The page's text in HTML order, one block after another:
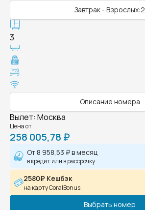
Завтрак - Взрослых:2
3
Описание номера
Вылет: Москва
Цена от
258 005,78 ₽
От 8 958,53 ₽в месяц
в кредит или в рассрочку
2580₽ Кешбэк
на карту CoralBonus
Выбрать номер